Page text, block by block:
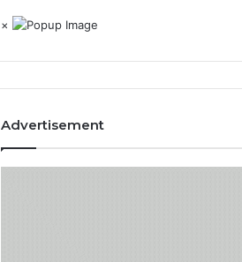
×
Advertisement